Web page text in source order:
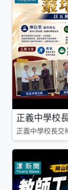
正義中學校
正義中學校長交